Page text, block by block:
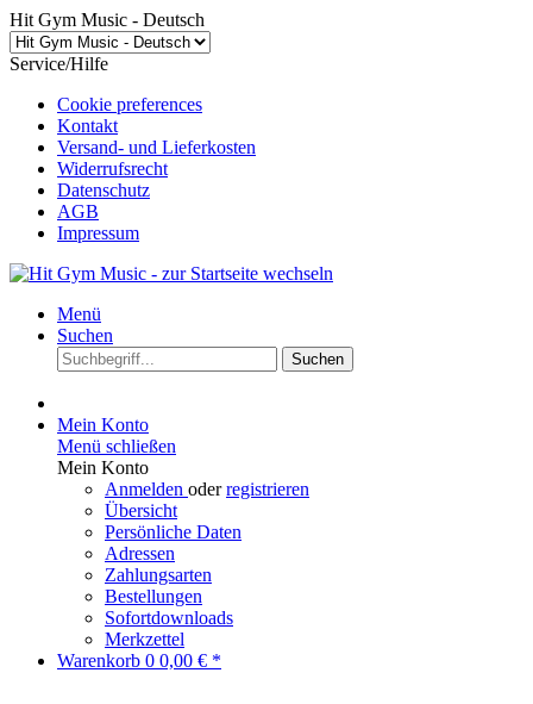
Hit Gym Music - Deutsch
Service/Hilfe
Cookie preferences
Kontakt
Versand- und Lieferkosten
Widerrufsrecht
Datenschutz
AGB
Impressum
Menü
Suchen
Suchen
Mein Konto
Menü schließen
Mein Konto
Anmelden oderregistrieren
Übersicht
Persönliche Daten
Adressen
Zahlungsarten
Bestellungen
Sofortdownloads
Merkzettel
Warenkorb 0 0,00 € *